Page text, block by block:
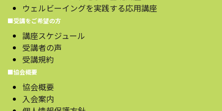
ウェルビーイングを実践する応用講座
■受講をご希望の方
講座スケジュール
受講者の声
受講規約
■協会概要
協会概要
入会案内